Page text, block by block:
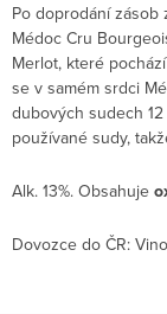
Po doprodání zásob
Médoc Cru
Merlot, které
se v samém srdci
dubových sudech
používané sudy,
Alk. 13%. Obsahuje
Dovozce do ČR: